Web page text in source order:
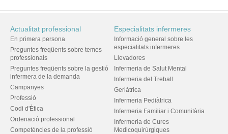
Actualitat professional
En primera persona
Preguntes freqüents sobre temes
professionals
Preguntes freqüents sobre la gestió
infermera de la demanda
Campanyes
Professió
Codi d'Ètica
Ordenació professional
Competències de la professió
Especialitats infermeres
Informació general sobre les
especialitats infermeres
Llevadores
Infermeria de Salut Mental
Infermeria del Treball
Geriàtrica
Infermeria Pediàtrica
Infermeria Familiar i Comunitària
Infermeria de Cures
Medicoquirúrgiques